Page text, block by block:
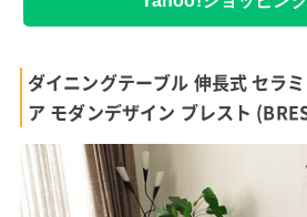
ダイニングテーブル 伸長式 セラ
ア モダンデザイン ブレスト